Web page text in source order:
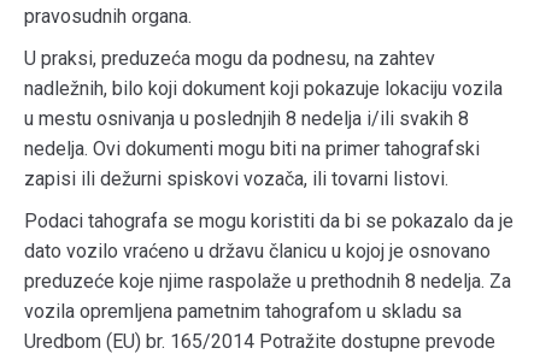
pravosudnih organa.
U praksi, preduzeća mogu da podnesu, na zahtev
nadležnih, bilo koji dokument koji pokazuje lokaciju vozila
u mestu osnivanja u poslednjih 8 nedelja i/ili svakih 8
nedelja. Ovi dokumenti mogu biti na primer tahografski
zapisi ili dežurni spiskovi vozača, ili tovarni listovi.
Podaci tahografa se mogu koristiti da bi se pokazalo da je
dato vozilo vraćeno u državu članicu u kojoj je osnovano
preduzeće koje njime raspolaže u prethodnih 8 nedelja. Za
vozila opremljena pametnim tahografom u skladu sa
Uredbom (EU) br. 165/2014 Potražite dostupne prevode